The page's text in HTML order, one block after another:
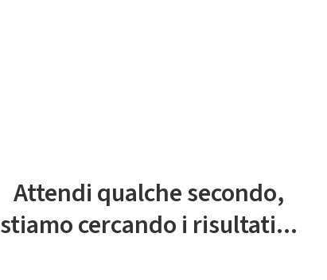
Attendi qualche secondo,
stiamo cercando i risultati...